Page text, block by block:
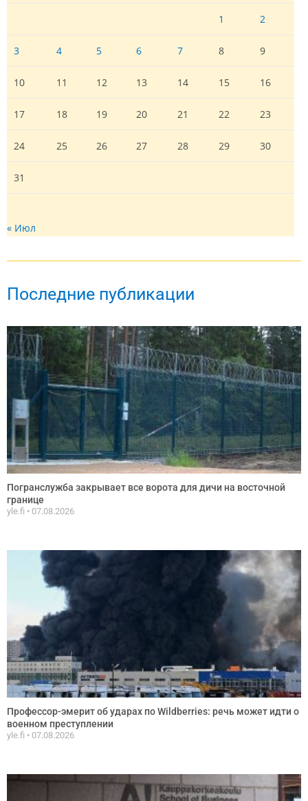
1 2
3 4 5 6 7 8 9
10 11 12 13 14 15 16
17 18 19 20 21 22 23
24 25 26 27 28 29 30
31
« Июл
Последние публикации
Погранслужба закрывает все ворота для дичи на восточной
границе
yle.fi 07.08.2026
Профессор-эмерит об ударах по Wildberries: речь может идти о
военном преступлении
yle.fi 07.08.2026